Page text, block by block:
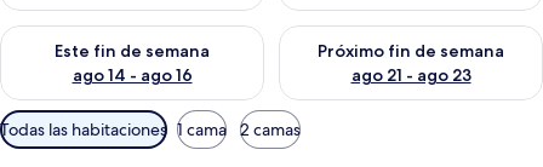
Este fin de semana
ago 14 - ago 16
Consulta la disponibilidad para este fin de semana ago 14 -
Próximo fin de semana
ago 21 - ago 23
Consulta la disponibilidad
Filtros
disponibles
Todas las habitaciones 1 cama 2 camas